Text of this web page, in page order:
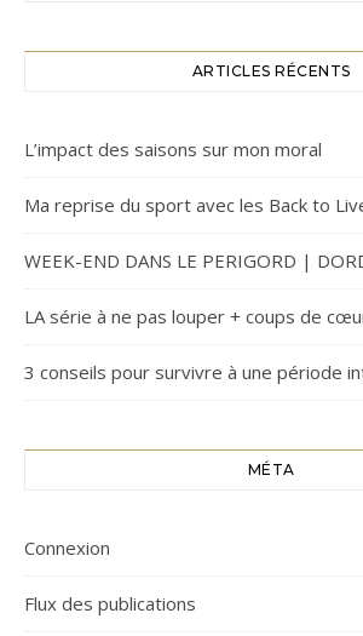
ARTICLES RÉCENTS
L’impact des saisons sur mon moral
Ma reprise du sport avec les Back to
WEEK-END DANS LE PERIGORD |
LA série à ne pas louper + coups de
3 conseils pour survivre à une période
MÉTA
Connexion
Flux des publications